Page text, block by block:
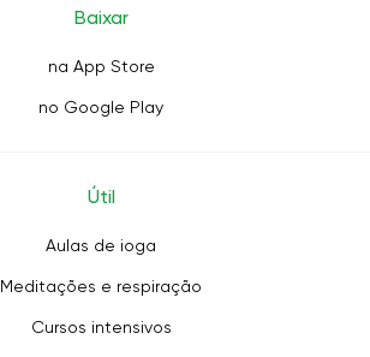
Baixar
na App Store
no Google Play
Útil
Aulas de ioga
Meditações e respiração
Cursos intensivos